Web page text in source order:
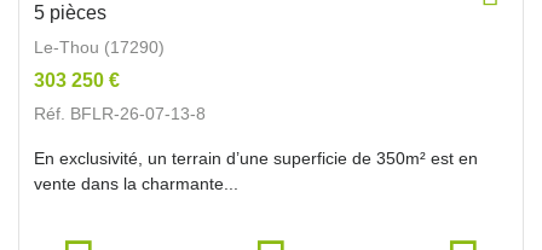
5 pièces
Le-Thou (17290)
303 250 €
Réf. BFLR-26-07-13-8
En exclusivité, un terrain d’une superficie de 350m² est en
vente dans la charmante...